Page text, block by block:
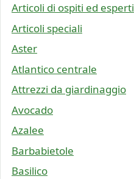
Articoli di ospiti ed esperti
Articoli speciali
Aster
Atlantico centrale
Attrezzi da giardinaggio
Avocado
Azalee
Barbabietole
Basilico